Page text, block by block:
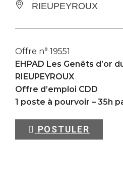
RIEUPEYROUX
Offre n° 19551
EHPAD Les Genêts d’or
RIEUPEYROUX
Offre d’emploi CDD
1 poste à pourvoir – 35h
POSTULER